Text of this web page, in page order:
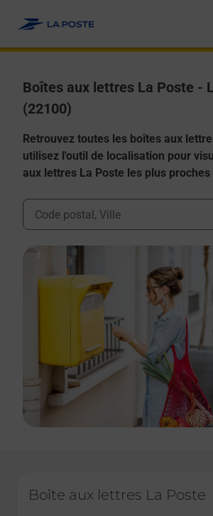
Boîtes aux lettres La Poste -
(22100)
Retrouvez toutes les boîtes aux
utilisez l'outil de localisation pour
aux lettres La Poste les plus proches
Ville, Département, Code Postal
Boîte aux lettres La Poste